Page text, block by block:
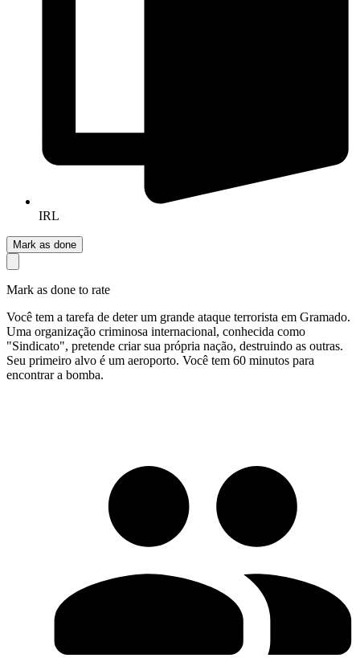
IRL
Mark as done
Mark as done to rate
Você tem a tarefa de deter um grande ataque terrorista em Gramado.
Uma organização criminosa internacional, conhecida como
"Sindicato", pretende criar sua própria nação, destruindo as outras.
Seu primeiro alvo é um aeroporto. Você tem 60 minutos para
encontrar a bomba.